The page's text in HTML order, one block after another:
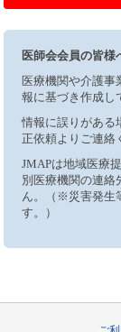
医師会会員の皆様
医療機関や介護事
報に基づき作成し
情報に誤りがある
正依頼よりご連絡
JMAPは地域医療
別医療機関の連絡
ん。（※災害発生
す。）